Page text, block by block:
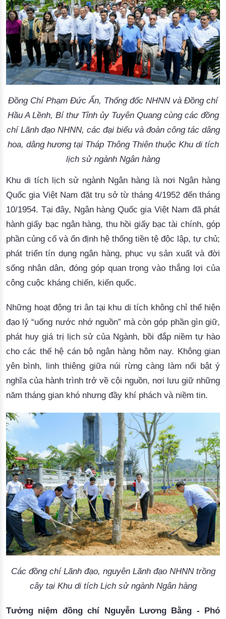
Đồng Chí Phạm Đức Ấn, Thống đốc NHNN và Đồng chí
Hầu A Lềnh, Bí thư Tỉnh ủy Tuyên Quang cùng các đồng
chí Lãnh đạo NHNN, các đại biểu và đoàn công tác dâng
hoa, dâng hương tại Tháp Thông Thiên thuộc Khu di tích
lịch sử ngành Ngân hàng
Khu di tích lịch sử ngành Ngân hàng là nơi Ngân hàng
Quốc gia Việt Nam đặt trụ sở từ tháng 4/1952 đến tháng
10/1954. Tại đây, Ngân hàng Quốc gia Việt Nam đã phát
hành giấy bạc ngân hàng, thu hồi giấy bạc tài chính, góp
phần củng cố và ổn định hệ thống tiền tệ độc lập, tự chủ;
phát triển tín dụng ngân hàng, phục vụ sản xuất và đời
sống nhân dân, đóng góp quan trọng vào thắng lợi của
công cuộc kháng chiến, kiến quốc.
Những hoạt động tri ân tại khu di tích không chỉ thể hiện
đạo lý “uống nước nhớ nguồn” mà còn góp phần gìn giữ,
phát huy giá trị lịch sử củaNgành, bồi đắp niềm tự hào
cho các thế hệ cán bộ ngân hàng hôm nay. Không gian
yên bình, linh thiêng giữa núi rừng càng làm nổi bật ý
nghĩa của hành trình trở về cội nguồn, nơi lưu giữ những
năm tháng gian khó nhưng đầy khí phách và niềm tin.
Các đồng chí Lãnh đạo, nguyên Lãnh đạo NHNN trồng
cây tại Khu di tích Lịch sử ngành Ngân hàng
Tưởng niệm đồng chí Nguyễn Lương Bằng - Phó